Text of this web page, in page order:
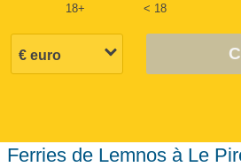
18+ < 18
Ferries de Lemnos à Le Pirée. Comparez les